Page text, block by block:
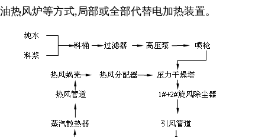
油热风炉等方式,局部或全部代替电加热装置。